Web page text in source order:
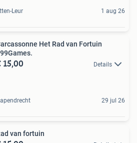
Leur 1 aug 26
Het Rad van Fortuin
15,00 Details
29 jul 26
van fortuin